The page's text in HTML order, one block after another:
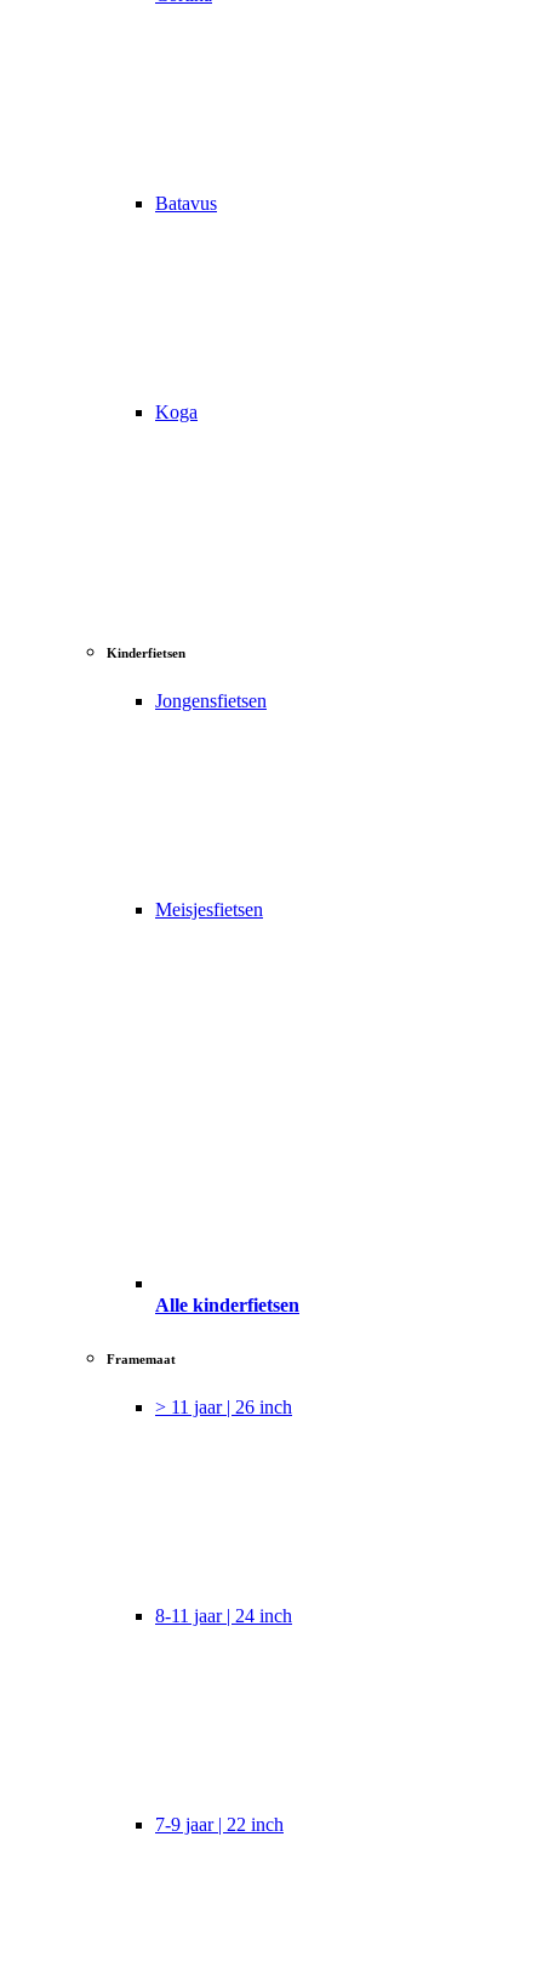
Batavus
Koga
Kinderfietsen
Jongensfietsen
Meisjesfietsen
Alle kinderfietsen
Framemaat
> 11 jaar | 26 inch
8-11 jaar | 24 inch
7-9 jaar | 22 inch